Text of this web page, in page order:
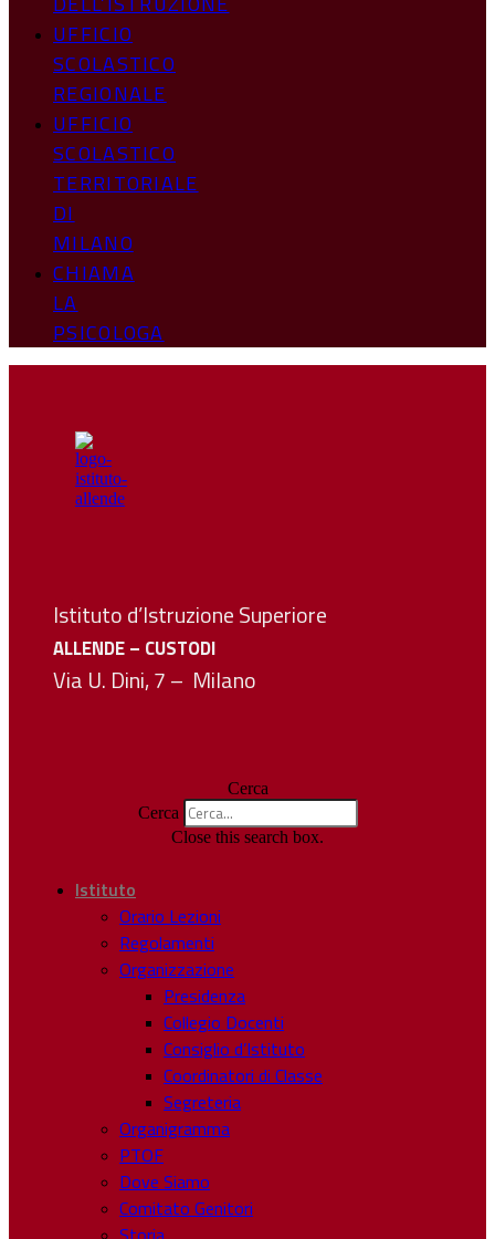
UFFICIO
SCOLASTICO
REGIONALE
UFFICIO
SCOLASTICO
TERRITORIALE
DI
MILANO
CHIAMA
LA
PSICOLOGA
Istituto d’Istruzione Superiore
ALLENDE – CUSTODI
Via U. Dini, 7 – Milano
Cerca
Cerca
Close this search box.
Istituto
Orario Lezioni
Regolamenti
Organizzazione
Presidenza
Collegio Docenti
Consiglio d’Istituto
Coordinatori di Classe
Segreteria
Organigramma
PTOF
Dove Siamo
Comitato Genitori